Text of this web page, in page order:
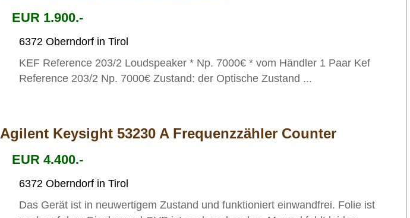
EUR 1.900.-
6372 Oberndorf in Tirol
KEF Reference 203/2 Loudspeaker * Np. 7000€ * vom Händler 1 Paar Kef
Reference 203/2 Np. 7000€ Zustand: der Optische Zustand ...
Agilent Keysight 53230 A Frequenzzähler Counter
EUR 4.400.-
6372 Oberndorf in Tirol
Das Gerät ist in neuwertigem Zustand und funktioniert einwandfrei. Folie ist